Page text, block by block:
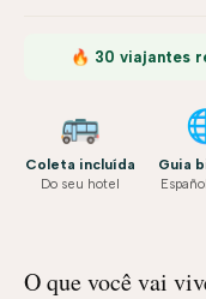
🔥 30 viajantes
🚌
Coleta incluída
Do seu hotel
Guia
O que você vai